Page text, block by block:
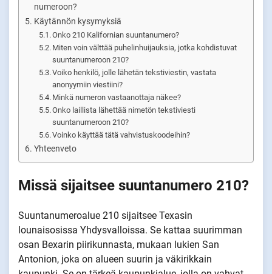
numeroon?
Käytännön kysymyksiä
Onko 210 Kalifornian suuntanumero?
Miten voin välttää puhelinhuijauksia, jotka kohdistuvat
suuntanumeroon 210?
Voiko henkilö, jolle lähetän tekstiviestin, vastata
anonyymiin viestiini?
Minkä numeron vastaanottaja näkee?
Onko laillista lähettää nimetön tekstiviesti
suuntanumeroon 210?
Voinko käyttää tätä vahvistuskoodeihin?
Yhteenveto
Missä sijaitsee suuntanumero 210?
Suuntanumeroalue 210 sijaitsee Texasin
lounaisosissa Yhdysvalloissa. Se kattaa suurimman
osan Bexarin piirikunnasta, mukaan lukien San
Antonion, joka on alueen suurin ja väkirikkain